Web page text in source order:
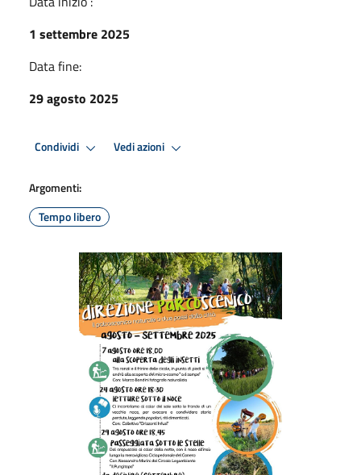
1 settembre 2025
Data fine:
29 agosto 2025
Condividi Vedi azioni
Argomenti:
Tempo libero